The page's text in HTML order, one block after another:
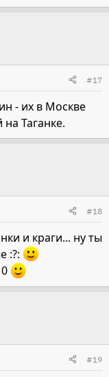
#17
- их в Москве
Таганке.
#18
и краги... ну ты
:?:
#19